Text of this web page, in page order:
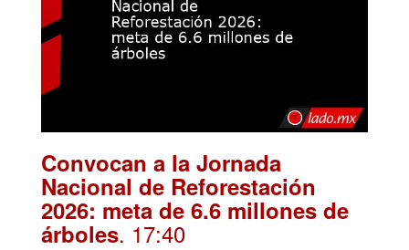
Convocan a la Jornada
Nacional de Reforestación
2026: meta de 6.6 millones de
árboles. 17:40